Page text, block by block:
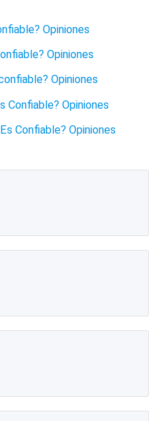
Opiniones
Opiniones
Opiniones
Confiable? Opiniones
Confiable? Opiniones